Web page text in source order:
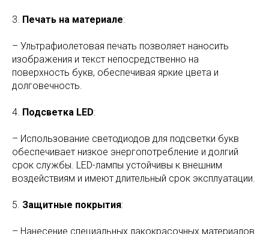
3. Печать на материале:
– Ультрафиолетовая печать позволяет наносить
изображения и текст непосредственно на
поверхность букв, обеспечивая яркие цвета и
долговечность.
4. Подсветка LED:
– Использование светодиодов для подсветки букв
обеспечивает низкое энергопотребление и долгий
срок службы. LED-лампы устойчивы к внешним
воздействиям и имеют длительный срок эксплуатации.
5. Защитные покрытия:
– Нанесение специальных лакокрасочных материалов